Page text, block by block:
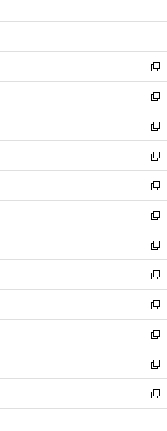
開
ウ
開
く
ン
ウ
で
開
く
ウ
ン
ド
ウ
で
開
く
新
し
い
ウ
ィ
ン
ド
ウ
で
開
く
新
し
い
ウ
ィ
ン
ド
ウ
で
開
く
新
し
い
ウ
ィ
ン
ド
ウ
で
開
く
新
し
い
ウ
ィ
ン
ド
ウ
で
開
く
新
し
い
ウ
ィ
ン
ド
ウ
で
開
く
新
し
い
ウ
ィ
ン
ド
ウ
で
開
く
新
し
い
ウ
ィ
ン
ド
ウ
で
開
く
新
し
い
ウ
ィ
ン
ド
ウ
で
開
新
し
い
ウ
ィ
ン
ド
ウ
新
し
い
ウ
ィ
ン
新
し
い
ウ
新
し